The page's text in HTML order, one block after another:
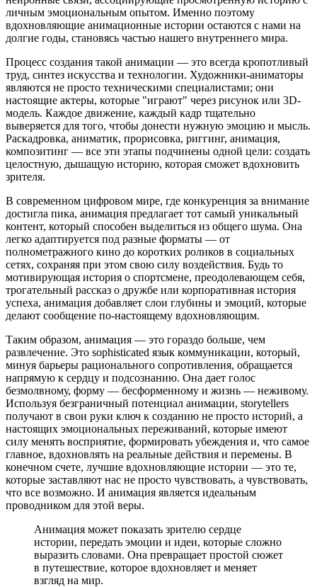
личным эмоциональным опытом. Именно поэтому
вдохновляющие анимационные истории остаются с нами на
долгие годы, становясь частью нашего внутреннего мира.
Процесс создания такой анимации — это всегда кропотливый
труд, синтез искусства и технологии. Художники-аниматоры
являются не просто техническими специалистами; они
настоящие актеры, которые "играют" через рисунок или 3D-
модель. Каждое движение, каждый кадр тщательно
выверяется для того, чтобы донести нужную эмоцию и мысль.
Раскадровка, аниматик, прорисовка, риггинг, анимация,
композитинг — все эти этапы подчинены одной цели: создать
целостную, дышащую историю, которая сможет вдохновить
зрителя.
В современном цифровом мире, где конкуренция за внимание
достигла пика, анимация предлагает тот самый уникальный
контент, который способен выделиться из общего шума. Она
легко адаптируется под разные форматы — от
полнометражного кино до коротких роликов в социальных
сетях, сохраняя при этом свою силу воздействия. Будь то
мотивирующая история о спортсмене, преодолевающем себя,
трогательный рассказ о дружбе или корпоративная история
успеха, анимация добавляет слои глубины и эмоций, которые
делают сообщение по-настоящему вдохновляющим.
Таким образом, анимация — это гораздо больше, чем
развлечение. Это sophisticated язык коммуникации, который,
минуя барьеры рационального сопротивления, обращается
напрямую к сердцу и подсознанию. Она дает голос
безмолвному, форму — бесформенному и жизнь — неживому.
Используя безграничный потенциал анимации, storytellers
получают в свои руки ключ к созданию не просто историй, а
настоящих эмоциональных переживаний, которые имеют
силу менять восприятие, формировать убеждения и, что самое
главное, вдохновлять на реальные действия и перемены. В
конечном счете, лучшие вдохновляющие истории — это те,
которые заставляют нас не просто чувствовать, а чувствовать,
что все возможно. И анимация является идеальным
проводником для этой веры.
Анимация может показать зрителю сердце
истории, передать эмоции и идеи, которые сложно
выразить словами. Она превращает простой сюжет
в путешествие, которое вдохновляет и меняет
взгляд на мир.